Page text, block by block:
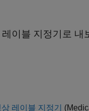
이블 지정기로 내
레이블 지정기